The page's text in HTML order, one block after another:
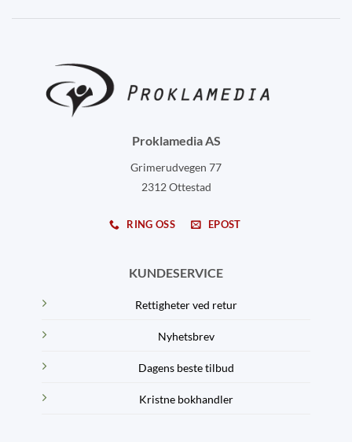
Proklamedia AS
Grimerudvegen 77
2312 Ottestad
RING OSS EPOST
KUNDESERVICE
Rettigheter ved retur
Nyhetsbrev
Dagens beste tilbud
Kristne bokhandler